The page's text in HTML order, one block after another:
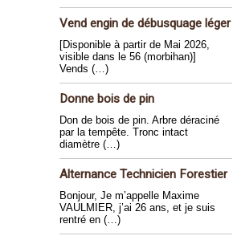
Vend engin de débusquage léger
[Disponible à partir de Mai 2026,
visible dans le 56 (morbihan)]
Vends (…)
Donne bois de pin
Don de bois de pin. Arbre déraciné
par la tempête. Tronc intact
diamètre (…)
Alternance Technicien Forestier
Bonjour, Je m’appelle Maxime
VAULMIER, j’ai 26 ans, et je suis
rentré en (…)